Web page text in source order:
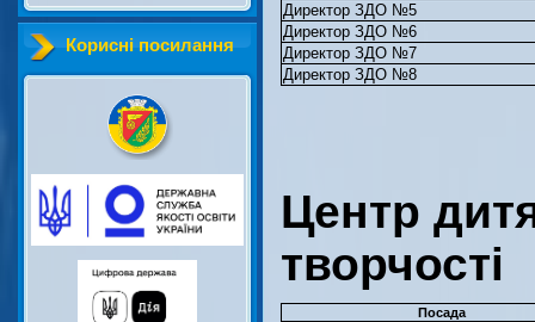
Корисні посилання
Директор ЗДО №5
Директор ЗДО №6
Директор ЗДО №7
Директор ЗДО №8
Центр
творчості
Посада